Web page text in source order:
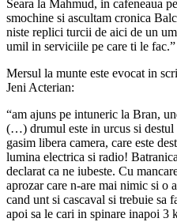
Seara la Mahmud, in cafeneaua
smochine si ascultam cronica
niste replici turcii de aici de un
umil in serviciile pe care ti le fac.”
Mersul la munte este evocat in
Jeni Acterian:
“am ajuns pe intuneric la Bran,
(…) drumul este in urcus si
gasim libera camera, care este
lumina electrica si radio!
declarat ca ne iubeste. Cu
aprozar care n-are mai nimic si o
cand unt si cascaval si trebuie sa
apoi sa le cari in spinare inapoi 3